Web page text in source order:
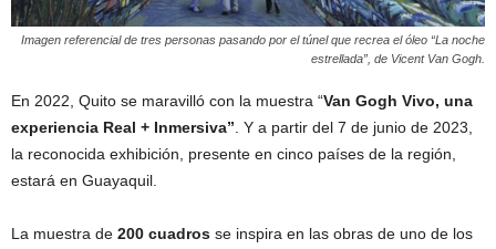
Imagen referencial de tres personas pasando por el túnel que recrea el óleo “La noche
estrellada”, de Vicent Van Gogh.
En 2022, Quito se maravilló con la muestra “Van Gogh Vivo, una
experiencia Real + Inmersiva” . Y a partir del 7 de junio de 2023,
la reconocida exhibición, presente en cinco países de la región,
estará en Guayaquil.
La muestra de 200 cuadros se inspira en las obras de uno de los